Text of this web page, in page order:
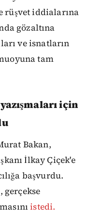
rüşvet iddialarına
gözaltına
ve isnatların
tam
için
Bakan,
İlkay Çiçek'e
başvurdu.
gerçekse
istedi.